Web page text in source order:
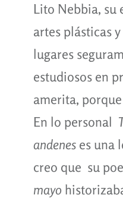
Lito Nebbia, su
artes plásticas
lugares
estudiosos en
amerita,
En lo personal
andeneses una
creo que su
mayo